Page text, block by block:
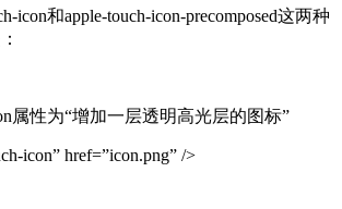
icon和apple-touch-icon-precomposed这两种
属性为“增加一层透明高光层的图标”
icon” href=”icon.png” />